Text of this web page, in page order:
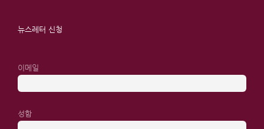
뉴스레터 신청
이메일
성함